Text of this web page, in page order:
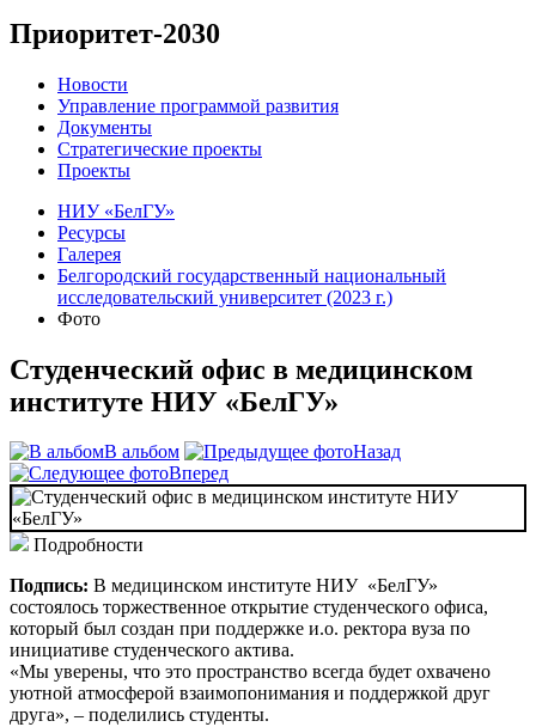
Приоритет-2030
Новости
Управление программой развития
Документы
Стратегические проекты
Проекты
НИУ «БелГУ»
Ресурсы
Галерея
Белгородский государственный национальный
исследовательский университет (2023 г.)
Фото
Студенческий офис в медицинском
институте НИУ «БелГУ»
В альбом
Назад
Вперед
Подробности
Подпись: В медицинском институте НИУ «БелГУ»
состоялось торжественное открытие студенческого офиса,
который был создан при поддержке и.о. ректора вуза по
инициативе студенческого актива.
«Мы уверены, что это пространство всегда будет охвачено
уютной атмосферой взаимопонимания и поддержкой друг
друга», – поделились студенты.